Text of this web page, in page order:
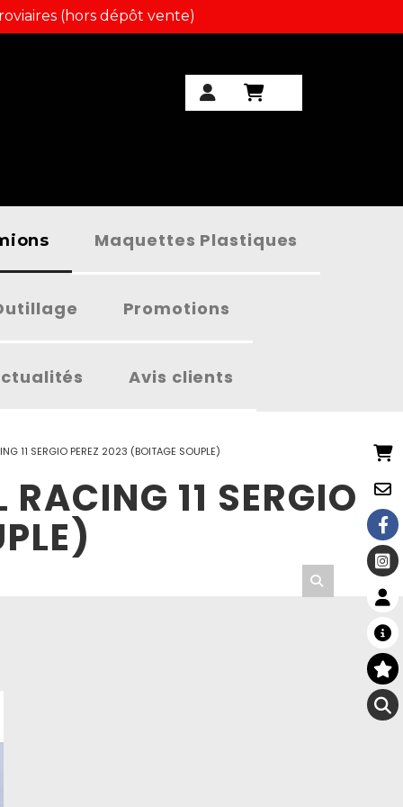
(hors dépôt vente)
Maquettes Plastiques
Promotions
Avis clients
11 SERGIO PEREZ 2023 (BOITAGE SOUPLE)
RACING 11 SERGIO